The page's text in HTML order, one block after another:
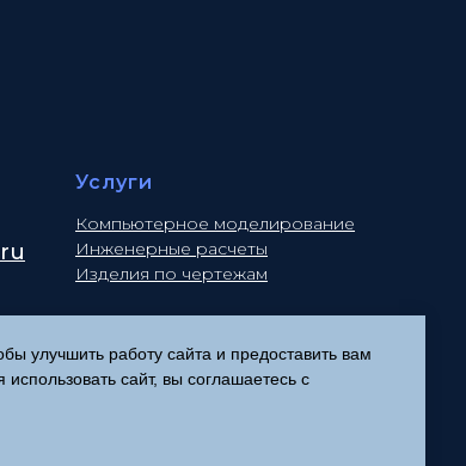
Услуги
Компьютерное моделирование
Инженерные расчеты
Изделия по чертежам
Политика конфиденциальности
улучшить работу сайта и предоставить вам
сайт, вы соглашаетесь с